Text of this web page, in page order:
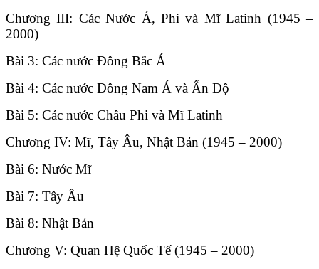
Chương III: Các Nước Á, Phi và Mĩ Latinh (1945 –
2000)
Bài 3: Các nước Đông Bắc Á
Bài 4: Các nước Đông Nam Á và Ấn Độ
Bài 5: Các nước Châu Phi và Mĩ Latinh
Chương IV: Mĩ, Tây Âu, Nhật Bản (1945 – 2000)
Bài 6: Nước Mĩ
Bài 7: Tây Âu
Bài 8: Nhật Bản
Chương V: Quan Hệ Quốc Tế (1945 – 2000)